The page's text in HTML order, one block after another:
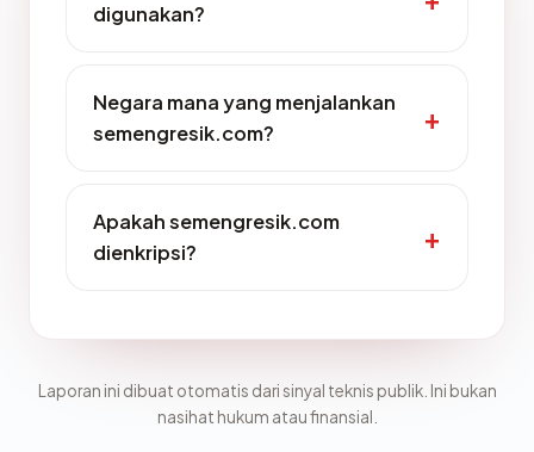
digunakan?
Negara mana yang menjalankan
semengresik.com?
Apakah semengresik.com
dienkripsi?
Laporan ini dibuat otomatis dari sinyal teknis publik. Ini bukan
nasihat hukum atau finansial.